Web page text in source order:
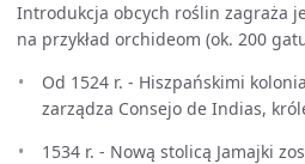
Introdukcja obcych roślin zagraża
na przykład orchideom (ok. 200
Od 1524 r. - Hiszpańskimi
zarządza Consejo de Indias,
1534 r. - Nową stolicą Jamajki